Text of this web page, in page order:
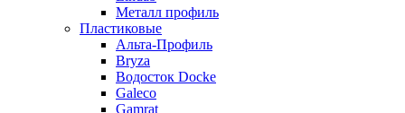
Металл профиль
Пластиковые
Альта-Профиль
Bryza
Водосток Docke
Galeco
Gamrat